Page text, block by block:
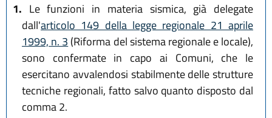
1. Le funzioni in materia sismica, già delegate
dall'articolo 149 della legge regionale 21 aprile
1999, n. 3 (Riforma del sistema regionale e locale),
sono confermate in capo ai Comuni, che le
esercitano avvalendosi stabilmente delle strutture
tecniche regionali, fatto salvo quanto disposto dal
comma 2.